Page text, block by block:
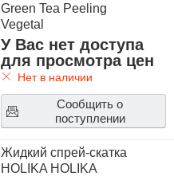
Green Tea Peeling
Vegetal
У Вас нет доступа
для просмотра цен
Нет в наличии
Сообщить о
поступлении
Жидкий спрей-скатка
HOLIKA HOLIKA